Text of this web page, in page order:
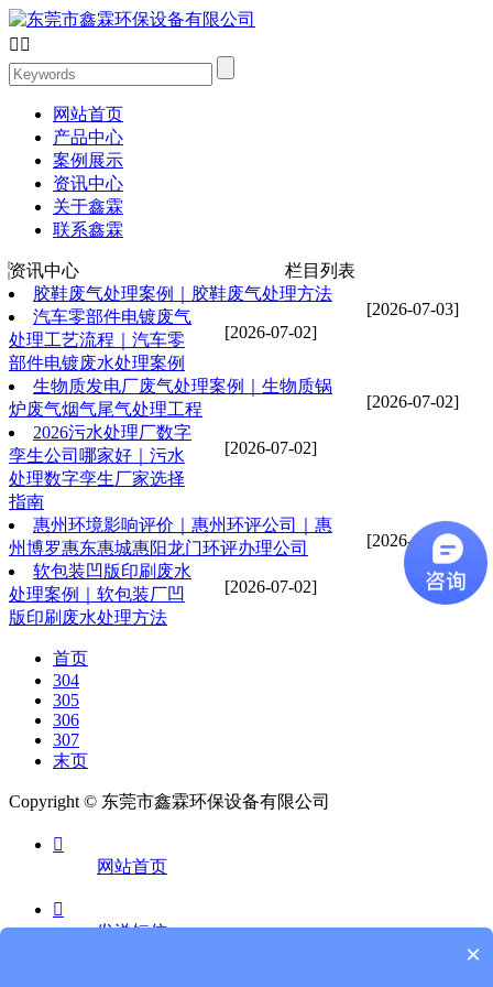
 
网站首页
产品中心
案例展示
资讯中心
关于鑫霖
联系鑫霖
资讯中心 栏目列表
[2026-07-03]
胶鞋废气处理案例｜胶鞋废气处理方法
[2026-07-02]
汽车零部件电镀废气
处理工艺流程｜汽车零
部件电镀废水处理案例
[2026-07-02]
生物质发电厂废气处理案例｜生物质锅
炉废气烟气尾气处理工程
[2026-07-02]
2026污水处理厂数字
孪生公司哪家好｜污水
处理数字孪生厂家选择
指南
[2026-07-02]
惠州环境影响评价｜惠州环评公司｜惠
州博罗惠东惠城惠阳龙门环评办理公司
[2026-07-02]
软包装凹版印刷废水
处理案例｜软包装厂凹
版印刷废水处理方法
首页
304
305
306
307
末页
Copyright © 东莞市鑫霖环保设备有限公司

网站首页

发送短信
×